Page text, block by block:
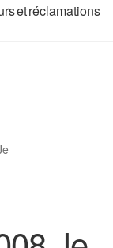
et réclamations